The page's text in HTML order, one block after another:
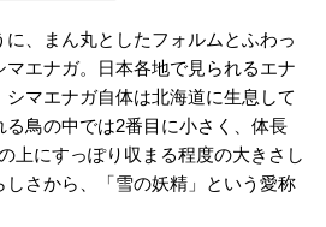
、まん丸としたフォルムとふわっ
エナガ。日本各地で見られるエナ
マエナガ自体は北海道に生息して
鳥の中では2番目に小さく、体長
上にすっぽり収まる程度の大きさし
さから、「雪の妖精」という愛称